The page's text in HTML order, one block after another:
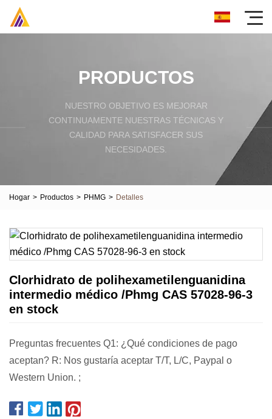
PRODUCTOS
NUESTRO OBJETIVO ES MEJORAR
CONTINUAMENTE NUESTRAS TÉCNICAS Y
CALIDAD PARA SATISFACER SUS
NECESIDADES.
Hogar > Productos > PHMG > Detalles
Clorhidrato de polihexametilenguanidina
intermedio médico /Phmg CAS 57028-96-3
en stock
Preguntas frecuentes Q1: ¿Qué condiciones de pago
aceptan? R: Nos gustaría aceptar T/T, L/C, Paypal o
Western Union. ;